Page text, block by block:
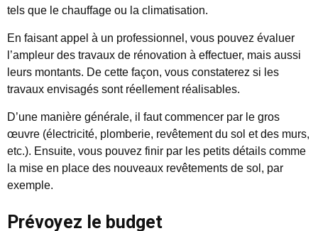
tels que le chauffage ou la climatisation.
En faisant appel à un professionnel, vous pouvez évaluer
l’ampleur des travaux de rénovation à effectuer, mais aussi
leurs montants. De cette façon, vous constaterez si les
travaux envisagés sont réellement réalisables.
D’une manière générale, il faut commencer par le gros
œuvre (électricité, plomberie, revêtement du sol et des murs,
etc.). Ensuite, vous pouvez finir par les petits détails comme
la mise en place des nouveaux revêtements de sol, par
exemple.
Prévoyez le budget